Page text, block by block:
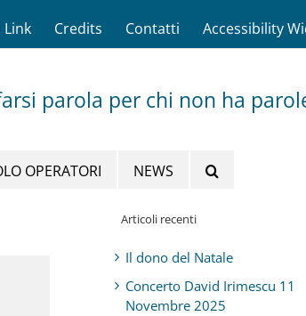
Link Credits Contatti Accessibility
parola per chi non ha
OPERATORI NEWS
Articoli recenti
Il dono del Natale
Concerto David Irimescu 11
Novembre 2025